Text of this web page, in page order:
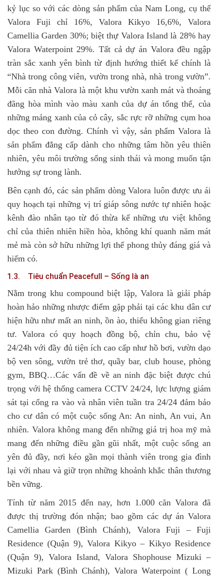
kỷ lục so với các dòng sản phẩm của Nam Long, cụ thể
Valora Fuji chỉ 16%, Valora Kikyo 16,6%, Valora
Camellia Garden 30%; biệt thự Valora Island là 28% hay
Valora Waterpoint 29%. Tất cả dự án Valora đều ngập
tràn sắc xanh yên bình từ định hướng thiết kế chính là
“Nhà trong công viên, vườn trong nhà, nhà trong vườn”.
Mỗi căn nhà Valora là một khu vườn xanh mát và thoáng
đãng hòa mình vào màu xanh của dự án tổng thể, của
những mảng xanh của cỏ cây, sắc rực rỡ những cụm hoa
dọc theo con đường. Chính vì vậy, sản phẩm Valora là
sản phẩm đẳng cấp dành cho những tâm hồn yêu thiên
nhiên, yêu môi trường sống sinh thái và mong muốn tận
hưởng sự trong lành.
Bên cạnh đó, các sản phẩm dòng Valora luôn được ưu ái
quy hoạch tại những vị trí giáp sông nước tự nhiên hoặc
kênh đào nhân tạo từ đó thừa kế những ưu việt không
chỉ của thiên nhiên hiền hòa, không khí quanh năm mát
mẻ mà còn sở hữu những lợi thế phong thủy đáng giá và
hiếm có.
1.3. Tiêu chuẩn Peacefull – Sống là an
Nằm trong khu compound biệt lập, Valora là giải pháp
hoàn hảo những nhược điểm gặp phải tại các khu dân cư
hiện hữu như mất an ninh, ồn ào, thiếu không gian riêng
tư. Valora có quy hoạch đồng bộ, chỉn chu, bảo vệ
24/24h với đầy đủ tiện ích cao cấp như hồ bơi, vườn dạo
bộ ven sông, vườn trẻ thơ, quầy bar, club house, phòng
gym, BBQ…Các vấn đề về an ninh đặc biệt được chú
trọng với hệ thống camera CCTV 24/24, lực lượng giám
sát tại cổng ra vào và nhân viên tuần tra 24/24 đảm bảo
cho cư dân có một cuộc sống An: An ninh, An vui, An
nhiên. Valora không mang đến những giá trị hoa mỹ mà
mang đến những điều gần gũi nhất, một cuộc sống an
yên đủ đầy, nơi kéo gần mọi thành viên trong gia đình
lại với nhau và giữ trọn những khoảnh khắc thân thương
bền vững.
Tính từ năm 2015 đến nay, hơn 1.000 căn Valora đã
được thị trường đón nhận; bao gồm các dự án Valora
Camellia Garden (Bình Chánh), Valora Fuji – Fuji
Residence (Quận 9), Valora Kikyo – Kikyo Residence
(Quận 9), Valora Island, Valora Shophouse Mizuki –
Mizuki Park (Bình Chánh), Valora Waterpoint ( Long